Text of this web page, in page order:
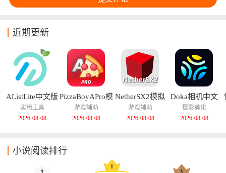
近期更新
AListLite中文版
实用工具
2026-08-08
PizzaBoyAPro模
拟器中文版
游戏辅助
2026-08-08
NetherSX2模拟
器汉化版
游戏辅助
2026-08-08
Doka相机中文
版
摄影美化
2026-08-08
小说阅读排行